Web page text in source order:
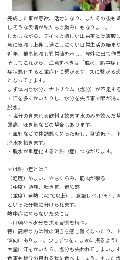
完成した事が意欲、活力になり、またその後も
しそうな表情が私たちの励みにもなります。
しかしながら、デイでの嬉しい出来事とは裏腹に
急に気温も上昇し過ごしにくい日常生活の始ま
近年、最高気温も異常値を示し、屋外に出て作
そしてこれから、注意すべきは「脱水、熱中症」
症状悪化すると重症化に繋がるケースに繋がる
となってきます。
まず体内の水分、ナトリウム（塩分）が不足す
・汗を多くかいたりし、水分を失う事で喉が渇
脱水。
・塩分の含まれる飲料は飲まず水のみを飲んだ
頭痛、吐き気などの場合もあります。
・風邪などで体調悪くなった時も、食欲低下、
脱水を招きます。
・脱水が重症化すると熱中症につながります。
では熱中症とは？
（軽度）めまい、立ちくらみ、筋肉が攣る
（中度）頭痛、吐き気、倦怠感
（重度）発熱（40℃以上）、意識レベル低下、
といった分類に分けられます。
熱中症にならないためには
1.日頃から水分を摂る習慣を持つ。
特に高齢の方は喉の渇きを感じ難くなったり、
傾向にあります。少しずつをこまめに摂るように
大量に汗をかいたら、塩分も失われてしまいま
食事も塩分の摂れる物を食べましょう。＊また